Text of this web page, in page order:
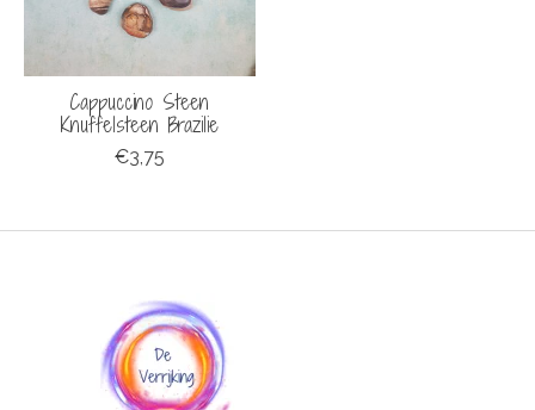
Cappuccino Steen
Knuffelsteen Brazilie
€3,75